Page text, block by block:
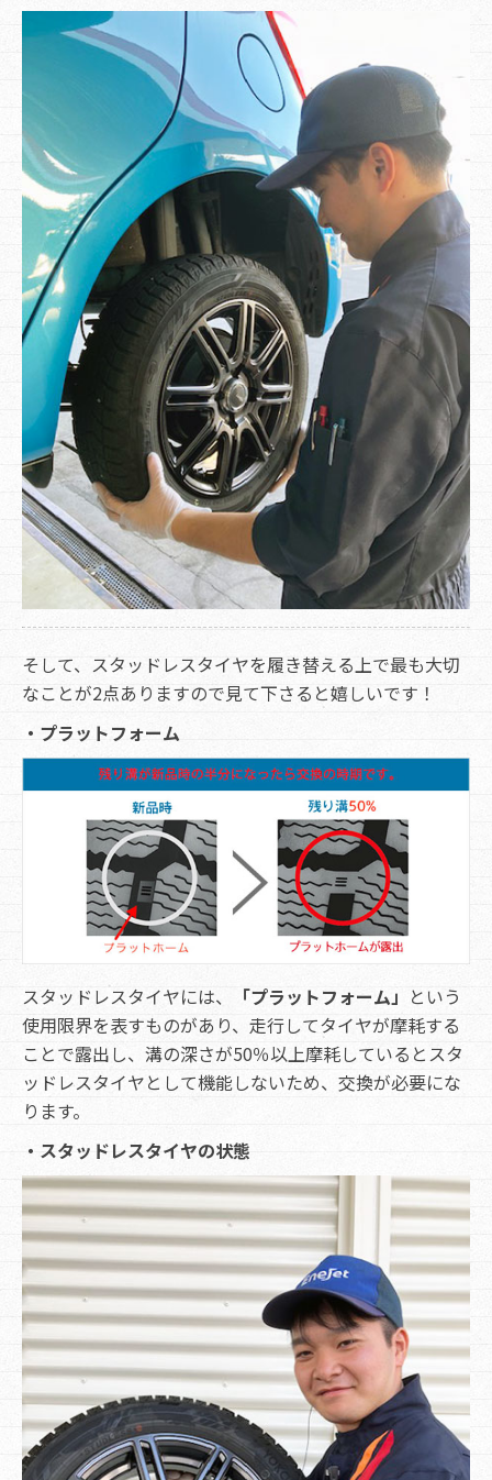
そして、スタッドレスタイヤを履き替える上で最も大切
なことが2点ありますので見て下さると嬉しいです！
・プラットフォーム
スタッドレスタイヤには、 「プラットフォーム」 という
使用限界を表すものがあり、走行してタイヤが摩耗する
ことで露出し、溝の深さが50％以上摩耗しているとスタ
ッドレスタイヤとして機能しないため、交換が必要にな
ります。
・スタッドレスタイヤの状態